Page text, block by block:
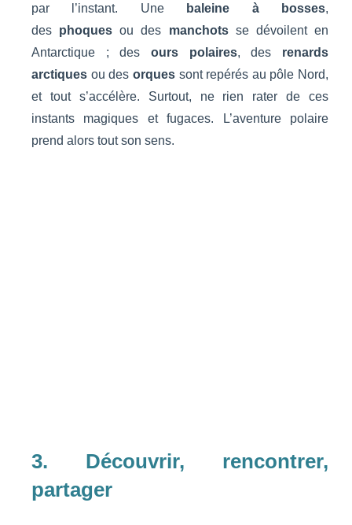
par l’instant. Une
baleine à bosses,
des phoques ou des manchots se dévoilent en
Antarctique ; des
ours polaires, des
renards
arctiques ou des orques sont repérés au pôle Nord,
et tout s’accélère. Surtout, ne rien rater de ces
instants magiques et fugaces. L’aventure polaire
prend alors tout son sens.
3. Découvrir, rencontrer,
partager